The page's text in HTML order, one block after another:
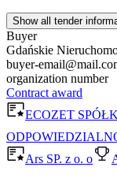
Show all tender
Buyer
Gdańskie
buyer-
organization number
Contract award
ECOZET
Ars SP. z o. o